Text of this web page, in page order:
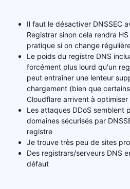
Il faut le désactiver DNSSEC
Registrar sinon cela rendra
pratique si on change
Le poids du registre DNS
forcément plus lourd qu'un
peut entrainer une lenteur
chargement (bien que
Cloudflare arrivent à optimiser
Les attaques DDoS semblent
domaines sécurisés par
registre
Je trouve très peu de sites
Des registrars/serveurs DNS
défaut